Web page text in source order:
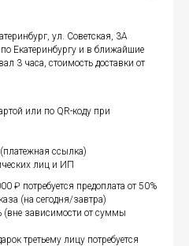
ул. Советская, 3А
Екатеринбургу и в ближайшие
3 часа, стоимость доставки от
или по QR-коду при
ссылка)
лиц и ИП
₽ потребуется предоплата от 50%
(на сегодня/завтра)
(вне зависимости от суммы
третьему лицу потребуется